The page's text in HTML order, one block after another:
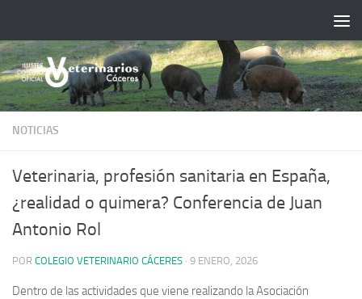
NOTICIAS
Veterinaria, profesión sanitaria en España,
¿realidad o quimera? Conferencia de Juan
Antonio Rol
POR COLEGIO VETERINARIO CÁCERES · 9 ENERO, 2026
Dentro de las actividades que viene realizando la Asociación